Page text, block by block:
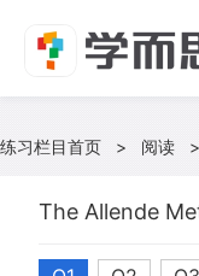
练习栏目首页 > 阅读 >
The Allende